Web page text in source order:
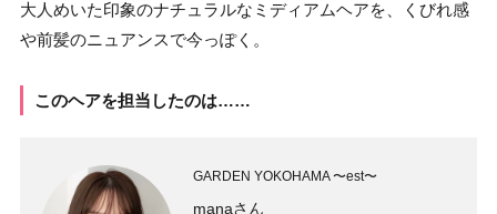
大人めいた印象のナチュラルなミディアムヘアを、くびれ感
や前髪のニュアンスで今っぽく。
このヘアを担当したのは……
GARDEN YOKOHAMA 〜est〜
manaさん